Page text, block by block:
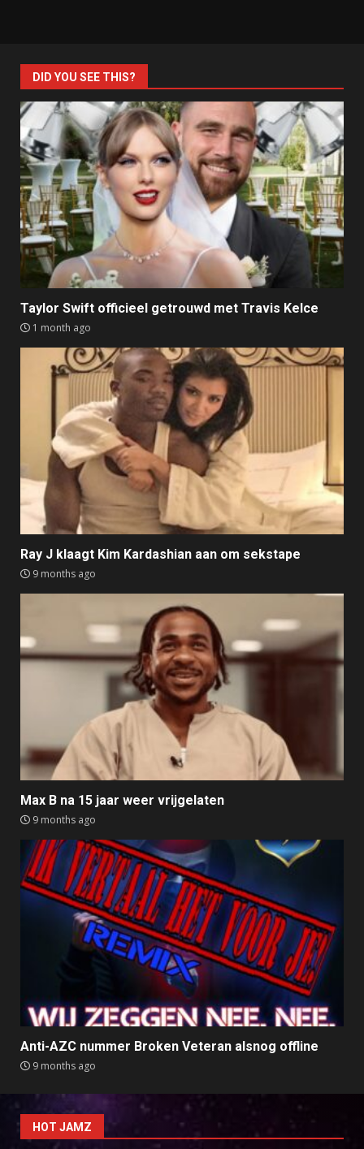
DID YOU SEE THIS?
Taylor Swift officieel getrouwd met Travis Kelce
1 month ago
Ray J klaagt Kim Kardashian aan om sekstape
9 months ago
Max B na 15 jaar weer vrijgelaten
9 months ago
Anti-AZC nummer Broken Veteran alsnog offline
9 months ago
HOT JAMZ